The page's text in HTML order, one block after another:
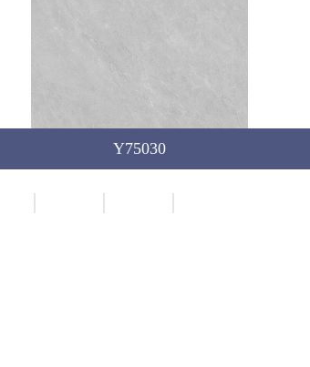
Y75030